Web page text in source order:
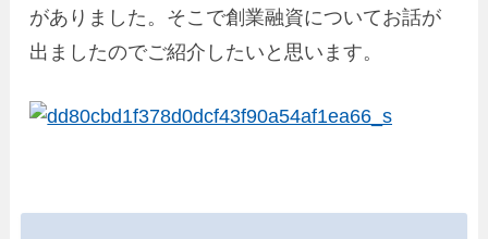
がありました。そこで創業融資についてお話が
出ましたのでご紹介したいと思います。